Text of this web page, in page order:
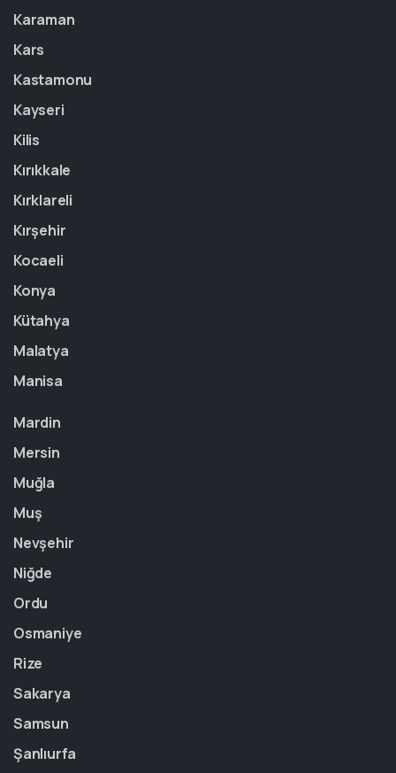
Karaman
Kars
Kastamonu
Kayseri
Kilis
Kırıkkale
Kırklareli
Kırşehir
Kocaeli
Konya
Kütahya
Malatya
Manisa
Mardin
Mersin
Muğla
Muş
Nevşehir
Niğde
Ordu
Osmaniye
Rize
Sakarya
Samsun
Şanlıurfa